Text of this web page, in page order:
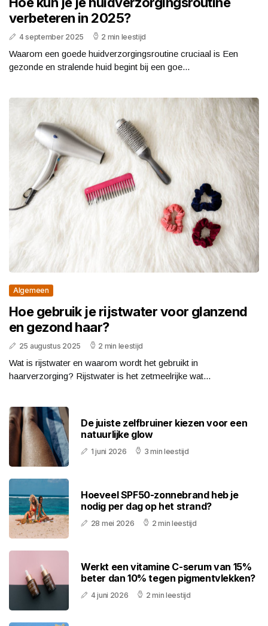
verbeteren in 2025?
4 september 2025 2 min leestijd
Waarom een goede huidverzorgingsroutine cruciaal is Een
gezonde en stralende huid begint bij een goe...
Algemeen
Hoe gebruik je rijstwater voor glanzend
en gezond haar?
25 augustus 2025 2 min leestijd
Wat is rijstwater en waarom wordt het gebruikt in
haarverzorging? Rijstwater is het zetmeelrijke wat...
De juiste zelfbruiner kiezen voor een
natuurlijke glow
1 juni 2026 3 min leestijd
Hoeveel SPF50-zonnebrand heb je
nodig per dag op het strand?
28 mei 2026 2 min leestijd
Werkt een vitamine C-serum van 15%
beter dan 10% tegen pigmentvlekken?
4 juni 2026 2 min leestijd